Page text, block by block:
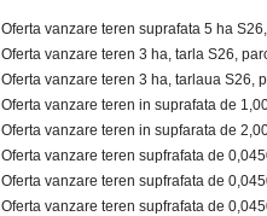
Oferta vanzare teren suprafata 5 ha
Oferta vanzare teren 3 ha, tarla S26,
Oferta vanzare teren 3 ha, tarlaua S26,
Oferta vanzare teren in suprafata de
Oferta vanzare teren in supfarata de
Oferta vanzare teren supfrafata de
Oferta vanzare teren supfrafata de
Oferta vanzare teren supfrafata de